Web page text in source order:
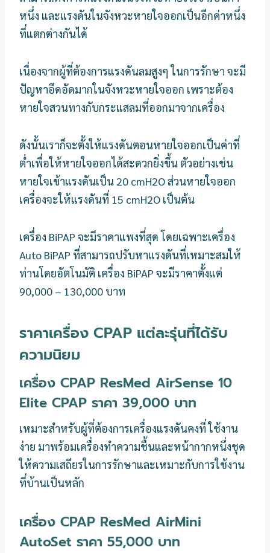
หนึ่ง และแรงดันในจังหวะหายใจออกเป็นอีกค่าหนึ่ง
ที่แตกต่างกันได้
เนื่องจากผู้ที่ต้องการแรงดันลมสูงๆ ในการรักษา จะมี
ปัญหาอึดอัดมากในจังหวะหายใจออก เพราะต้อง
หายใจสวนทางกับกระแสลมที่ออกมาจากเครื่อง
ดังนั้นเราก็จะตั้งให้แรงดันตอนหายใจออกเป็นค่าที่
ต่ำเพื่อให้หายใจออกได้สะดวกยิ่งขึ้น ตัวอย่างเช่น
หายใจเข้าแรงดันเป็น 20 cmH2O ส่วนหายใจออก
เครื่องจะให้แรงดันที่ 15 cmH2O เป็นต้น
เครื่อง BiPAP จะมีราคาแพงที่สุด โดยเฉพาะเครื่อง
Auto BiPAP ที่สามารถปรับหาแรงดันที่เหมาะสมให้
ท่านโดยอัตโนมัติ เครื่อง BiPAP จะมีราคาตั้งแต่
90,000 – 130,000 บาท
ราคาเครื่อง CPAP แต่ละรุ่นที่ได้รับ
ความนิยม
เครื่อง CPAP ResMed AirSense 10
Elite CPAP ราคา 39,000 บาท
เหมาะสำหรับผู้ที่ต้องการเครื่องแรงดันคงที่ ใช้งาน
ง่าย มาพร้อมเครื่องทำความชื้นและหน้ากากหนึ่งชุด
ให้ความเสถียรในการรักษาและเหมาะกับการใช้งาน
ที่บ้านเป็นหลัก
เครื่อง CPAP ResMed AirMini
AutoSet ราคา 55,000 บาท